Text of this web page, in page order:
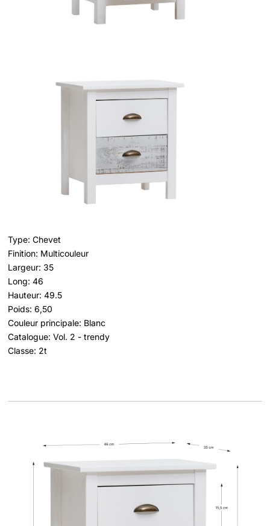
Type: Chevet
Finition: Multicouleur
Largeur: 35
Long: 46
Hauteur: 49.5
Poids: 6,50
Couleur principale: Blanc
Catalogue: Vol. 2 - trendy
Classe: 2t